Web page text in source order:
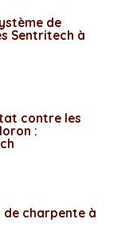
de
Sentritech à
contre les
:
charpente à